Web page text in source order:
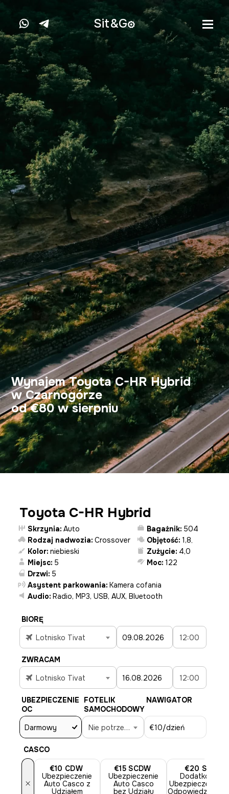
Sit&G
Wynajem Toyota C-HR Hybrid
w Czarnogórze
od €80 w sierpniu
Toyota C-HR Hybrid
Skrzynia: Auto
Rodzaj nadwozia: Crossover
Kolor: niebieski
Miejsc: 5
Drzwi: 5
Bagażnik: 504
Objętość: 1,8
Zużycie: 4,0
Moc: 122
Asystent parkowania: Kamera cofania
Audio: Radio, MP3, USB, AUX, Bluetooth
BIORĘ
Lotnisko Tivat
12:00
ZWRACAM
Lotnisko Tivat
12:00
UBEZPIECZENIE
OC
Darmowy
FOTELIK
SAMOCHODOWY
Nie potrzebne
NAWIGATOR
€10/dzień
CASCO
×
€10 CDW
Ubezpieczenie
Auto Casco z
Udziałem
€15 SCDW
Ubezpieczenie
Auto Casco
bez Udziału
€20 SLI
Dodatkowe
Ubezpieczenie